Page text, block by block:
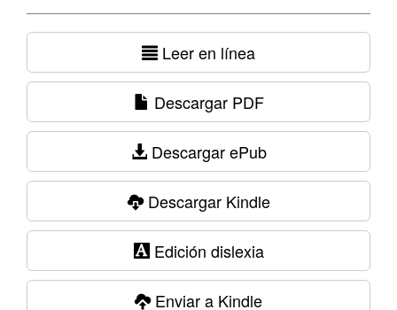
Leer en línea
Descargar PDF
Descargar ePub
Descargar Kindle
Edición dislexia
Enviar a Kindle